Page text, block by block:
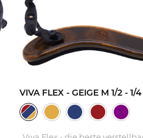
VIVA FLEX - GEIGE M 1/2 - 1/4